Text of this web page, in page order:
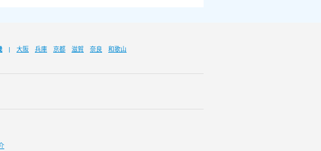
大阪 兵庫 京都 滋賀 奈良
和歌山